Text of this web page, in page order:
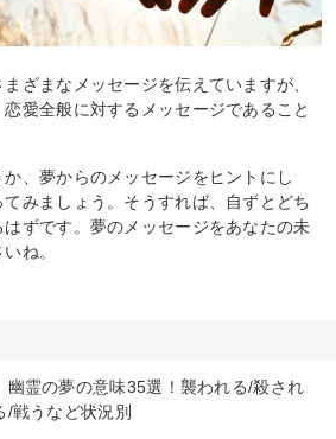
ざまなメッセージを伝えていますが、
愛全般に対するメッセージであること
、夢からのメッセージをヒントにし
みましょう。そうすれば、自ずとどち
ずです。夢のメッセージをあなたの未
ね。
幽霊の夢の意味35選！襲われる/殺され
/戦うなど状況別